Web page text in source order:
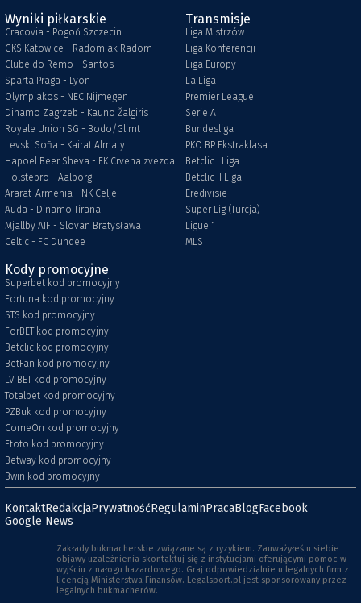
Wyniki piłkarskie
Cracovia - Pogoń Szczecin
GKS Katowice - Radomiak Radom
Clube do Remo - Santos
Sparta Praga - Lyon
Olympiakos - NEC Nijmegen
Dinamo Zagrzeb - Kauno Žalgiris
Royale Union SG - Bodo/Glimt
Levski Sofia - Kairat Almaty
Hapoel Beer Sheva - FK Crvena zvezda
Holstebro - Aalborg
Ararat-Armenia - NK Celje
Auda - Dinamo Tirana
Mjallby AIF - Slovan Bratysława
Celtic - FC Dundee
Transmisje
Liga Mistrzów
Liga Konferencji
Liga Europy
La Liga
Premier League
Serie A
Bundesliga
PKO BP Ekstraklasa
Betclic I Liga
Betclic II Liga
Eredivisie
Super Lig (Turcja)
Ligue 1
MLS
Kody promocyjne
Superbet kod promocyjny
Fortuna kod promocyjny
STS kod promocyjny
ForBET kod promocyjny
Betclic kod promocyjny
BetFan kod promocyjny
LV BET kod promocyjny
Totalbet kod promocyjny
PZBuk kod promocyjny
ComeOn kod promocyjny
Etoto kod promocyjny
Betway kod promocyjny
Bwin kod promocyjny
KontaktRedakcjaPrywatnośćRegulaminPracaBlogFacebook
Google News
Zakłady bukmacherskie związane są z ryzykiem. Zauważyłeś u siebie
objawy uzależnienia skontaktuj się z instytucjami oferującymi pomoc w
wyjściu z nałogu hazardowego. Graj odpowiedzialnie u legalnych firm z
licencją Ministerstwa Finansów. Legalsport.pl jest sponsorowany przez
legalnych bukmacherów.